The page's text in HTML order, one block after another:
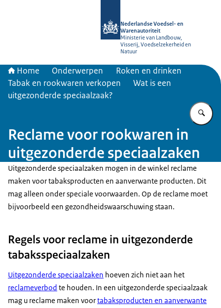
Nederlandse Voedsel- en
Warenautoriteit
Ministerie van Landbouw,
Visserij, Voedselzekerheid en
Natuur
Home Onderwerpen
Roken en drinken
Tabak en rookwaren verkopen
Wat is een
uitgezonderde speciaalzaak?
Reclame voor rookwaren in
uitgezonderde speciaalzaken
Uitgezonderde speciaalzaken mogen in de winkel reclame
maken voor tabaksproducten en aanverwante producten. Dit
mag alleen onder speciale voorwaarden. Op de reclame moet
bijvoorbeeld een gezondheidswaarschuwing staan.
Regels voor reclame in uitgezonderde
tabaksspeciaalzaken
Uitgezonderde speciaalzaken hoeven zich niet aan het
reclameverbod te houden. In een uitgezonderde speciaalzaak
mag u reclame maken voortabaksproducten en aanverwante